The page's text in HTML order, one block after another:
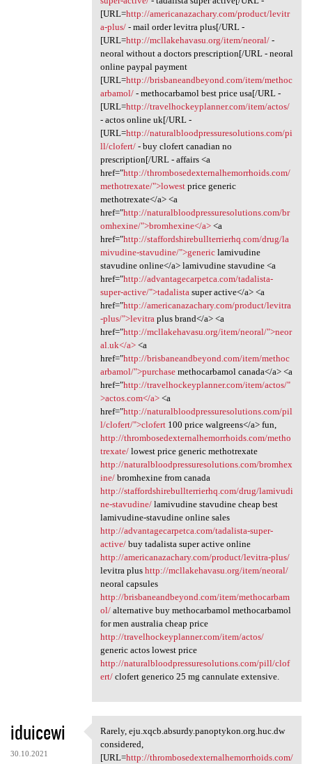
[URL=http://americanazachary.com/product/levitr
a-plus/- mail order levitra plus[/URL -
[URL=http://mcllakehavasu.org/item/neoral/-
neoral without a doctors prescription[/URL - neoral
online paypal payment
[URL=http://brisbaneandbeyond.com/item/methoc
arbamol/- methocarbamol best price usa[/URL -
[URL=http://travelhockeyplanner.com/item/actos/
- actos online uk[/URL -
[URL=http://naturalbloodpressuresolutions.com/pi
ll/clofert/- buy clofert canadian no
prescription[/URL - affairs <a
href="http://thrombosedexternalhemorrhoids.com/
methotrexate/">lowestprice generic
methotrexate</a> <a
href="http://naturalbloodpressuresolutions.com/br
omhexine/">bromhexine</a><a
href="http://staffordshirebullterrierhq.com/drug/la
mivudine-stavudine/">genericlamivudine
stavudine online</a> lamivudine stavudine <a
href="http://advantagecarpetca.com/tadalista-
super-active/">tadalista super active</a> <a
href="http://americanazachary.com/product/levitra
-plus/">levitra plus brand</a> <a
href="http://mcllakehavasu.org/item/neoral/">neor
al.uk</a><a
href="http://brisbaneandbeyond.com/item/methoc
arbamol/">purchasemethocarbamol canada</a> <a
href="http://travelhockeyplanner.com/item/actos/"
>actos.com</a><a
href="http://naturalbloodpressuresolutions.com/pil
l/clofert/">clofert100 price walgreens</a> fun,
http://thrombosedexternalhemorrhoids.com/metho
trexate/lowest price generic methotrexate
http://naturalbloodpressuresolutions.com/bromhex
ine/bromhexine from canada
http://staffordshirebullterrierhq.com/drug/lamivudi
ne-stavudine/lamivudine stavudine cheap best
lamivudine-stavudine online sales
http://advantagecarpetca.com/tadalista-super-
active/buy tadalista super active online
http://americanazachary.com/product/levitra-plus/
levitra plus http://mcllakehavasu.org/item/neoral/
neoral capsules
http://brisbaneandbeyond.com/item/methocarbam
ol/alternative buy methocarbamol methocarbamol
for men australia cheap price
http://travelhockeyplanner.com/item/actos/
generic actos lowest price
http://naturalbloodpressuresolutions.com/pill/clof
ert/clofert generico 25 mg cannulate extensive.
iduicewi
30.10.2021
Rarely, eju.xqcb.absurdy
Rarely, eju.xqcb.absurdy.panoptykon.org.huc.dw
considered,
[URL=http://thrombosedexternalhemorrhoids.com/